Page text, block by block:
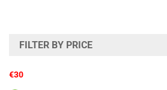
FILTER BY PRICE
€30